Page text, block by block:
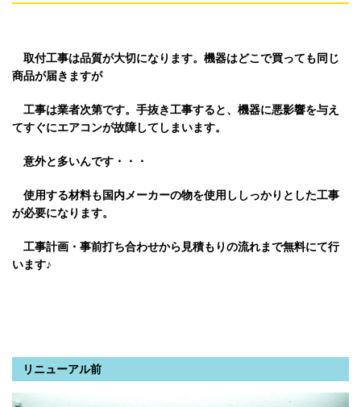
取付工事は品質が大切になります。機器はどこで買っても同じ
商品が届きますが
工事は業者次第です。手抜き工事すると、機器に悪影響を与え
てすぐにエアコンが故障してしまいます。
意外と多いんです・・・
使用する材料も国内メーカーの物を使用ししっかりとした工事
が必要になります。
工事計画・事前打ち合わせから見積もりの流れまで無料にて行
います♪
リニューアル前